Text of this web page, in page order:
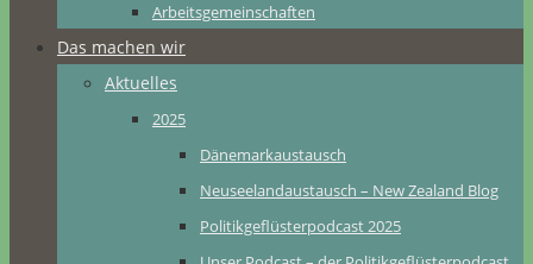
Arbeitsgemeinschaften
Das machen wir
Aktuelles
2025
Dänemarkaustausch
Neuseelandaustausch – New Zealand Blog
Politikgeflüsterpodcast 2025